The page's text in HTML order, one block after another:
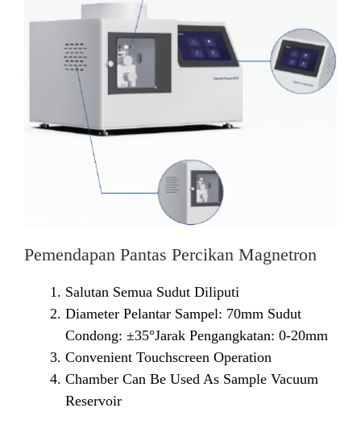
Pemendapan Pantas Percikan Magnetron
Salutan Semua Sudut Diliputi
Diameter Pelantar Sampel: 70mm Sudut
Condong: ±35°Jarak Pengangkatan: 0-20mm
Convenient Touchscreen Operation
Chamber Can Be Used As Sample Vacuum
Reservoir